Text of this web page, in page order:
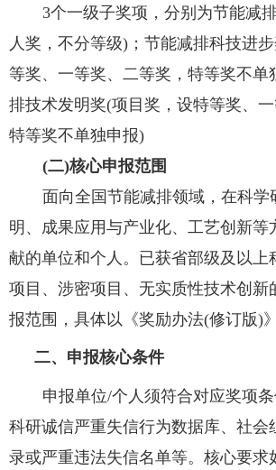
3个一级子奖项，分别为节能减
人奖，不分等级) ；节能减排科技进
等奖、一等奖、二等奖，特等奖不单
排技术发明奖(项目奖，设特等奖、一
特等奖不单独申报)
(二)核心申报范围
面向全国节能减排领域，在科学
明、成果应用与产业化、工艺创新等
献的单位和个人。已获省部级及以上
项目、涉密项目、无实质性技术创新
报范围，具体以《奖励办法(修订版)
二、申报核心条件
申报单位/个人须符合对应奖项
科研诚信严重失信行为数据库、社会
录或严重违法失信名单等。核心要求